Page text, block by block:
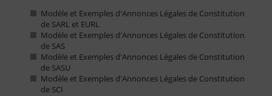
Modèle et Exemples d'Annonces Légales de Constitution
de SARL et EURL
Modèle et Exemples d'Annonces Légales de Constitution
de SAS
Modèle et Exemples d'Annonces Légales de Constitution
de SASU
Modèle et Exemples d'Annonces Légales de Constitution
de SCI